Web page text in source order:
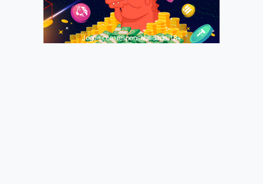
Jogue com responsabilidade. 18+